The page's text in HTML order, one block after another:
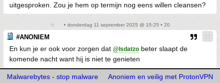
uitgesproken. Zou je hem op termijn nog eens willen cleansen?
• donderdag 11 september 2025 @ 15:25 • 20
#ANONIEM
En kun je er ook voor zorgen dat @Isdatzo beter slaapt de
komende nacht want hij is niet te genieten
Malwarebytes - stop malware Anoniem en veilig met ProtonVPN